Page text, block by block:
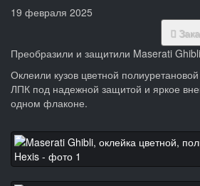
19 февраля 2025
Преобразили и защитили Maserati
Оклеили кузов цветной
ЛПК под надежной защитой и яркое
одном флаконе.